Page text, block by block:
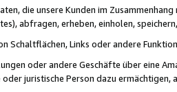
die unsere Kunden im
abfragen, erheben, einholen,
Schaltflächen, Links oder andere
oder andere Geschäfte über eine
juristische Person dazu